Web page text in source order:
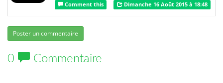
Comment this Dimanche 16 Août 2015 à 18:48
Poster un commentaire
0 Commentaire